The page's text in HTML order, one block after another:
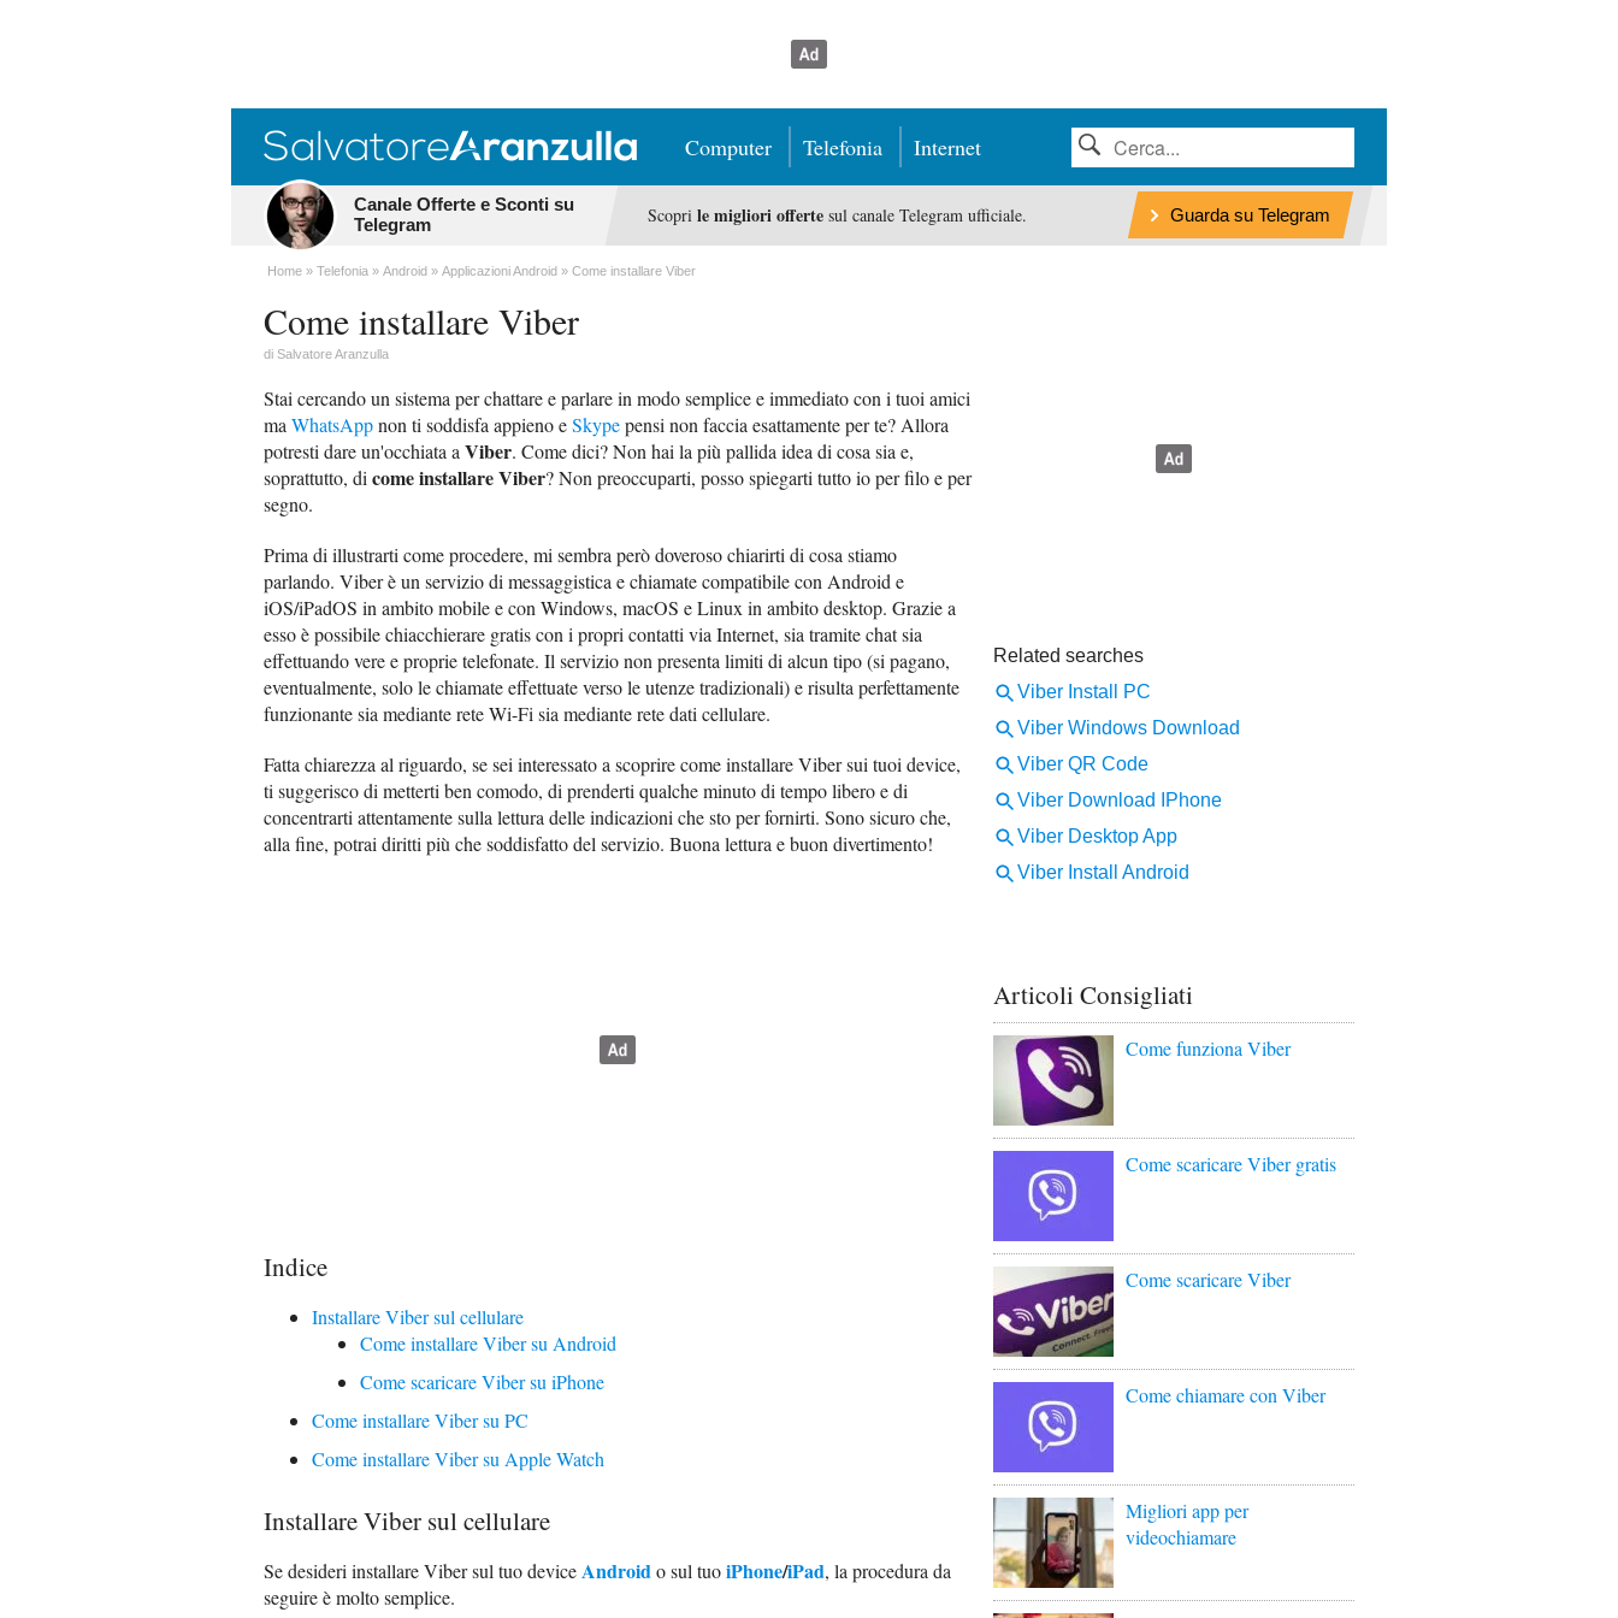
Computer Telefonia Internet
Canale Offerte e Sconti su
Telegram
Scopri le migliori offertesul canale Telegram ufficiale. Guarda su Telegram
Home Telefonia Android Applicazioni Android Come installare Viber
Come installare Viber
di Salvatore Aranzulla
Stai cercando un sistema per chattare e parlare in modo semplice e immediato con i tuoi amici
ma WhatsAppnon ti soddisfa appieno eSkypepensi non faccia esattamente per te? Allora
potresti dare un'occhiata a Viber. Come dici? Non hai la più pallida idea di cosa sia e,
soprattutto, di come installare Viber? Non preoccuparti, posso spiegarti tutto io per filo e per
segno.
Prima di illustrarti come procedere, mi sembra però doveroso chiarirti di cosa stiamo
parlando. Viber è un servizio di messaggistica e chiamate compatibile con Android e
iOS/iPadOS in ambito mobile e con Windows, macOS e Linux in ambito desktop. Grazie a
esso è possibile chiacchierare gratis con i propri contatti via Internet, sia tramite chat sia
effettuando vere e proprie telefonate. Il servizio non presenta limiti di alcun tipo (si pagano,
eventualmente, solo le chiamate effettuate verso le utenze tradizionali) e risulta perfettamente
funzionante sia mediante rete Wi-Fi sia mediante rete dati cellulare.
Fatta chiarezza al riguardo, se sei interessato a scoprire come installare Viber sui tuoi device,
ti suggerisco di metterti ben comodo, di prenderti qualche minuto di tempo libero e di
concentrarti attentamente sulla lettura delle indicazioni che sto per fornirti. Sono sicuro che,
alla fine, potrai diritti più che soddisfatto del servizio. Buona lettura e buon divertimento!
Indice
Installare Viber sul cellulare
Come installare Viber su Android
Come scaricare Viber su iPhone
Come installare Viber su PC
Come installare Viber su Apple Watch
Installare Viber sul cellulare
Se desideri installare Viber sul tuo deviceAndroido sul tuoiPhone/iPad, la procedura da
seguire è molto semplice.
Articoli Consigliati
Come funziona Viber
Come scaricare Viber gratis
Come scaricare Viber
Come chiamare con Viber
Migliori app per
videochiamare